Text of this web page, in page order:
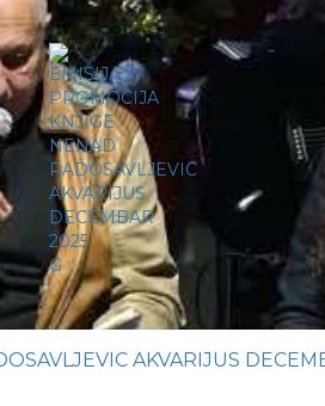
AKVARIJUS